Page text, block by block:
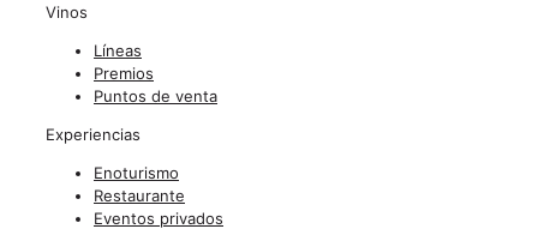
Vinos
Líneas
Premios
Puntos de venta
Experiencias
Enoturismo
Restaurante
Eventos privados